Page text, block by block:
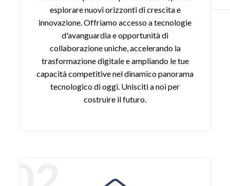
esplorare nuovi orizzonti di crescita e
innovazione. Offriamo accesso a tecnologie
d'avanguardia e opportunità di
collaborazione uniche, accelerando la
trasformazione digitale e ampliando le tue
capacità competitive nel dinamico panorama
tecnologico di oggi. Unisciti a noi per
costruire il futuro.